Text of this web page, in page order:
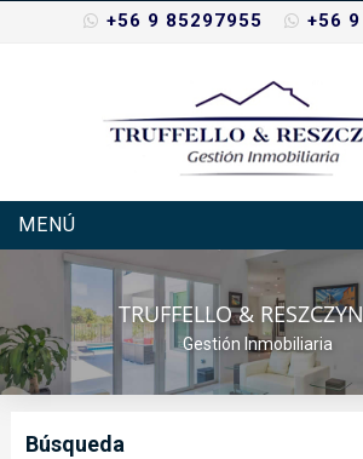
+56 9 85297955 +56
MENÚ
Nosotros
Propiedades
Servicios
TRUFFELLO &
Gestión Inmobiliaria
Búsqueda